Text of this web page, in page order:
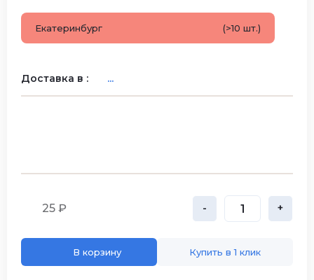
Екатеринбург (>10 шт.)
Доставка в : ...
25 ₽ - +
В корзину Купить в 1 клик